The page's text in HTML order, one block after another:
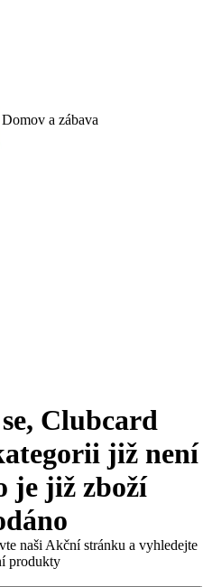
Domov a zábava
Clubcard
již není
je již zboží
naši Akční stránku a vyhledejte
produkty